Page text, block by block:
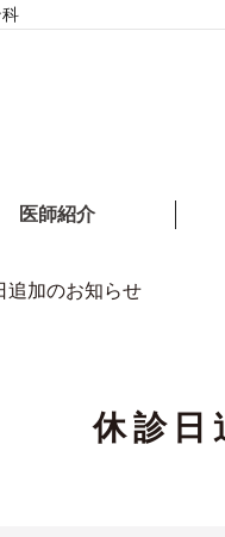
医師紹介
追加のお知らせ
休診日